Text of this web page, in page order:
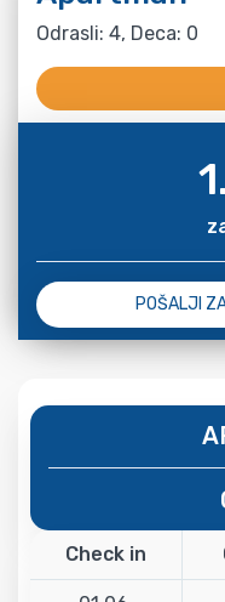
Odrasli: 4, Deca: 0
POŠALJI
Check in